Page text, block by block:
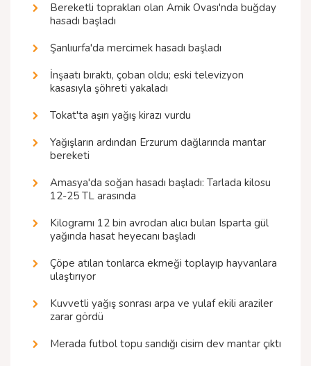
Bereketli toprakları olan Amik Ovası'nda buğday
hasadı başladı
Şanlıurfa'da mercimek hasadı başladı
İnşaatı bıraktı, çoban oldu; eski televizyon
kasasıyla şöhreti yakaladı
Tokat'ta aşırı yağış kirazı vurdu
Yağışların ardından Erzurum dağlarında mantar
bereketi
Amasya'da soğan hasadı başladı: Tarlada kilosu
12-25 TL arasında
Kilogramı 12 bin avrodan alıcı bulan Isparta gül
yağında hasat heyecanı başladı
Çöpe atılan tonlarca ekmeği toplayıp hayvanlara
ulaştırıyor
Kuvvetli yağış sonrası arpa ve yulaf ekili araziler
zarar gördü
Merada futbol topu sandığı cisim dev mantar çıktı